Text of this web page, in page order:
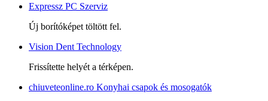
Expressz PC Szerviz
Új borítóképet töltött fel.
Vision Dent Technology
Frissítette helyét a térképen.
chiuveteonline.ro Konyhai csapok és mosogatók